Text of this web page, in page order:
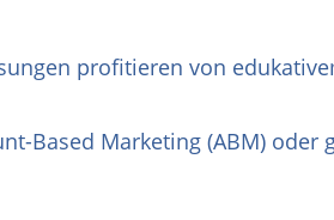
profitieren von
Based Marketing (ABM) oder